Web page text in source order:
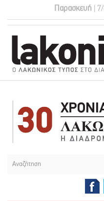
Παρασκευή |